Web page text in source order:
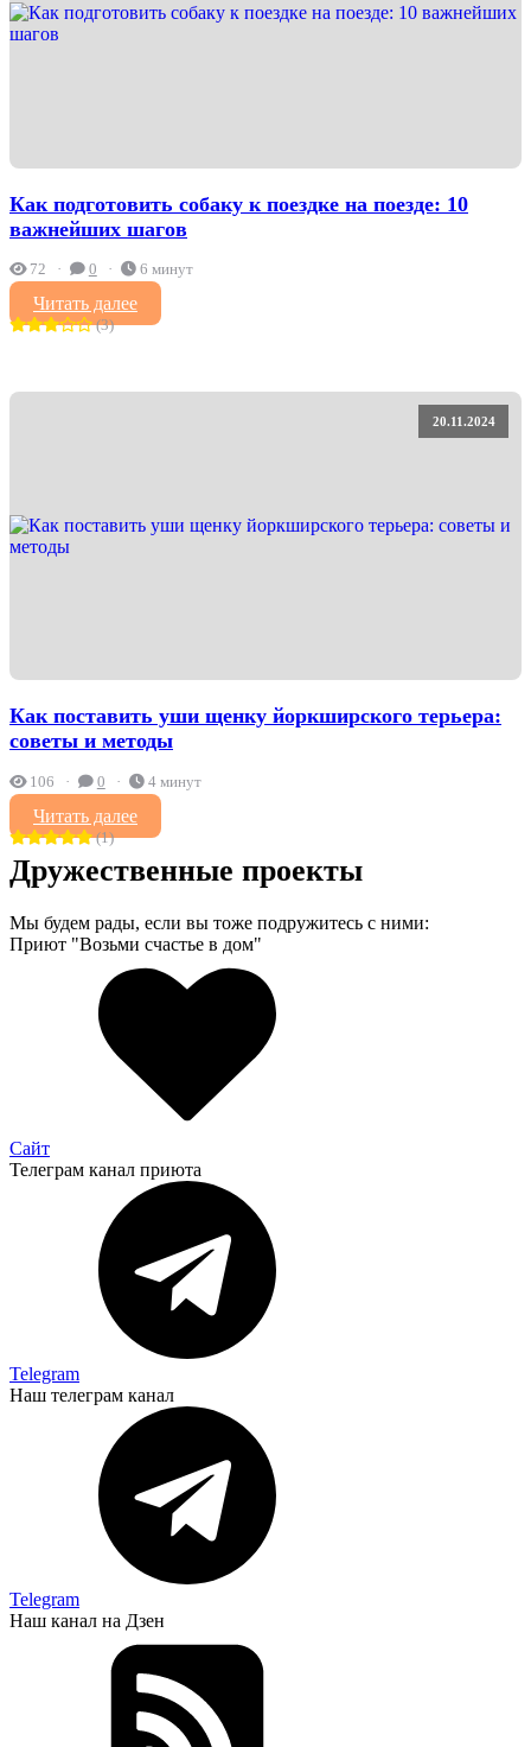
Как подготовить собаку к поездке на поезде: 10
важнейших шагов
72 0 6 минут
Читать далее
(3)
20.11.2024
Как поставить уши щенку йоркширского терьера:
советы и методы
106 0 4 минут
Читать далее
(1)
Дружественные проекты
Мы будем рады, если вы тоже подружитесь с ними:
Приют "Возьми счастье в дом"
Сайт
Телеграм канал приюта
Telegram
Наш телеграм канал
Telegram
Наш канал на Дзен